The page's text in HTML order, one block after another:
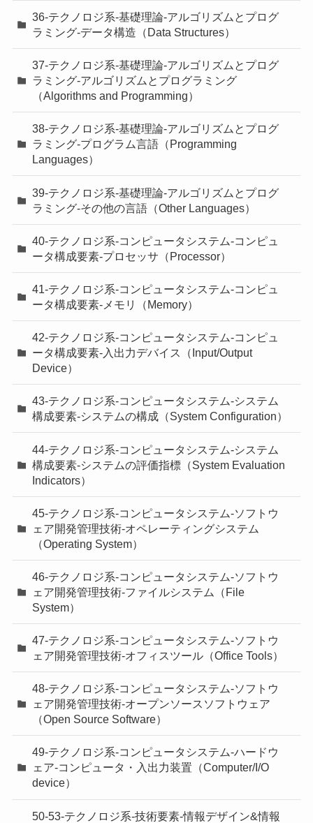
36-テクノロジ系-基礎理論-アルゴリズムとプログ
ラミング-データ構造（Data Structures）
37-テクノロジ系-基礎理論-アルゴリズムとプログ
ラミング-アルゴリズムとプログラミング
（Algorithms and Programming）
38-テクノロジ系-基礎理論-アルゴリズムとプログ
ラミング-プログラム言語（Programming
Languages）
39-テクノロジ系-基礎理論-アルゴリズムとプログ
ラミング-その他の言語（Other Languages）
40-テクノロジ系-コンピュータシステム-コンピュ
ータ構成要素-プロセッサ（Processor）
41-テクノロジ系-コンピュータシステム-コンピュ
ータ構成要素-メモリ（Memory）
42-テクノロジ系-コンピュータシステム-コンピュ
ータ構成要素-入出力デバイス（Input/Output
Device）
43-テクノロジ系-コンピュータシステム-システム
構成要素-システムの構成（System Configuration）
44-テクノロジ系-コンピュータシステム-システム
構成要素-システムの評価指標（System Evaluation
Indicators）
45-テクノロジ系-コンピュータシステム-ソフトウ
ェア開発管理技術-オペレーティングシステム
（Operating System）
46-テクノロジ系-コンピュータシステム-ソフトウ
ェア開発管理技術-ファイルシステム（File
System）
47-テクノロジ系-コンピュータシステム-ソフトウ
ェア開発管理技術-オフィスツール（Office Tools）
48-テクノロジ系-コンピュータシステム-ソフトウ
ェア開発管理技術-オープンソースソフトウェア
（Open Source Software）
49-テクノロジ系-コンピュータシステム-ハードウ
ェア-コンピュータ・入出力装置（Computer/I/O
device）
50-53-テクノロジ系-技術要素-情報デザイン&情報